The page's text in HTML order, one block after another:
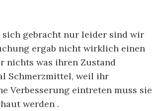
gebracht nur leider sind wir
ergab nicht wirklich einen
nichts was ihren Zustand
Schmerzmittel, weil ihr
Verbesserung eintreten muss sie
werden .